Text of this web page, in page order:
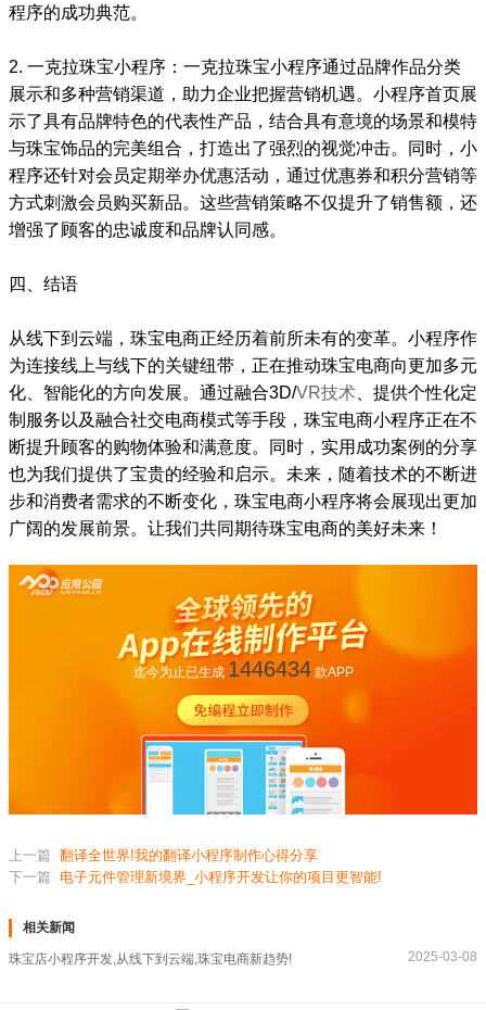
程序的成功典范。
2. 一克拉珠宝小程序：一克拉珠宝小程序通过品牌作品分类
展示和多种营销渠道，助力企业把握营销机遇。小程序首页展
示了具有品牌特色的代表性产品，结合具有意境的场景和模特
与珠宝饰品的完美组合，打造出了强烈的视觉冲击。同时，小
程序还针对会员定期举办优惠活动，通过优惠券和积分营销等
方式刺激会员购买新品。这些营销策略不仅提升了销售额，还
增强了顾客的忠诚度和品牌认同感。
四、结语
从线下到云端，珠宝电商正经历着前所未有的变革。小程序作
为连接线上与线下的关键纽带，正在推动珠宝电商向更加多元
化、智能化的方向发展。通过融合3D/VR技术 、提供个性化定
制服务以及融合社交电商模式等手段，珠宝电商小程序正在不
断提升顾客的购物体验和满意度。同时，实用成功案例的分享
也为我们提供了宝贵的经验和启示。未来，随着技术的不断进
步和消费者需求的不断变化，珠宝电商小程序将会展现出更加
广阔的发展前景。让我们共同期待珠宝电商的美好未来！
迄今为止已生成 1446434款APP
上一篇 翻译全世界!我的翻译小程序制作心得分享
下一篇
电子元件管理新境界_小程序开发让你的项目更智能!
相关新闻
珠宝店小程序开发,从线下到云端,珠宝电商新趋势! 2025-03-08